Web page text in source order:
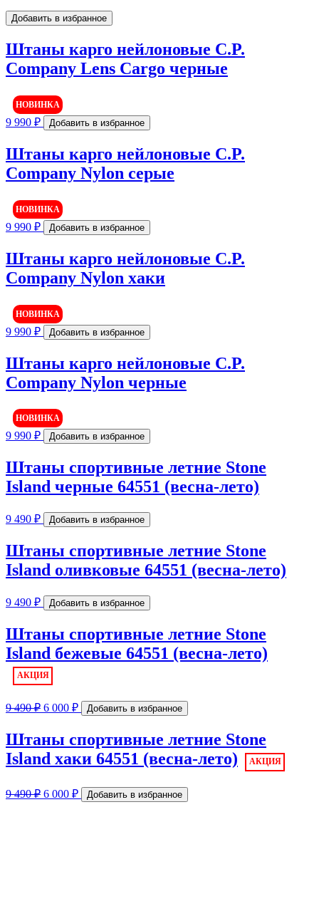
Добавить в избранное
Штаны карго нейлоновые C.P.
Company Lens Cargo черные
НОВИНКА
9 990 ₽ Добавить в избранное
Штаны карго нейлоновые C.P.
Company Nylon серые
НОВИНКА
9 990 ₽ Добавить в избранное
Штаны карго нейлоновые C.P.
Company Nylon хаки
НОВИНКА
9 990 ₽ Добавить в избранное
Штаны карго нейлоновые C.P.
Company Nylon черные
НОВИНКА
9 990 ₽ Добавить в избранное
Штаны спортивные летние Stone
Island черные 64551 (весна-лето)
9 490 ₽ Добавить в избранное
Штаны спортивные летние Stone
Island оливковые 64551 (весна-лето)
9 490 ₽ Добавить в избранное
Штаны спортивные летние Stone
Island бежевые 64551 (весна-лето)
9 490₽ Первоначальная
9
490 ₽.
6 000 ₽Текущая
цена:
000 ₽.
Добавить в избранное
Штаны спортивные летние Stone
Island хаки 64551 (весна-лето)
9 490₽ Первоначальная
6 000 ₽Текущая
цена:
Добавить в избранное